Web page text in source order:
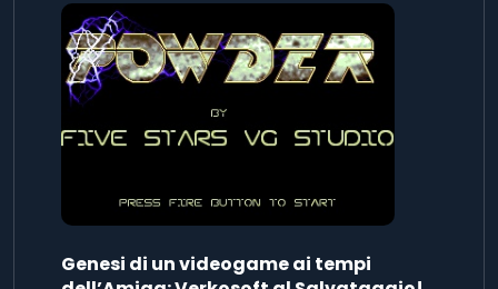
Genesi di un videogame ai tempi